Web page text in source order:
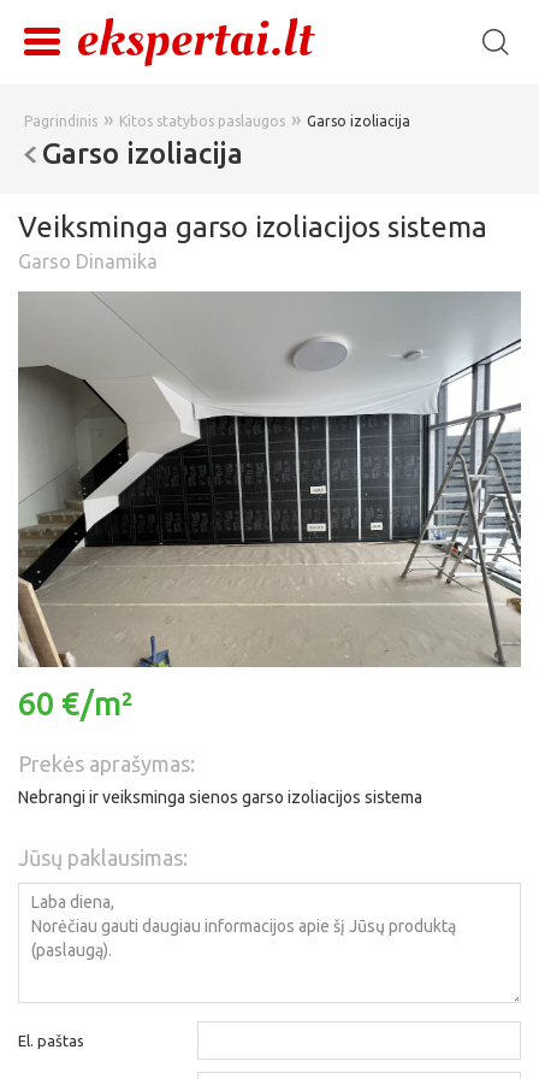
Pagrindinis » Kitos statybos paslaugos » Garso izoliacija
Garso izoliacija
Veiksminga garso izoliacijos sistema
Garso Dinamika
60 €/m²
Prekės aprašymas:
Nebrangi ir veiksminga sienos garso izoliacijos sistema
Jūsų paklausimas:
El. paštas